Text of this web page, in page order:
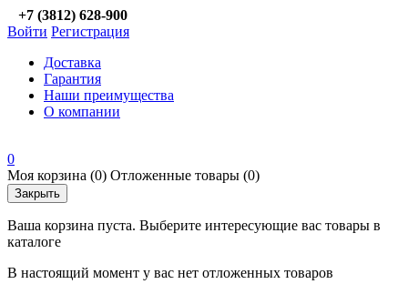
+7 (3812) 628-900
Войти Регистрация
Доставка
Гарантия
Наши преимущества
О компании
0
Моя корзина (0) Отложенные товары (0)
Закрыть
Ваша корзина пуста. Выберите интересующие вас товары в
каталоге
В настоящий момент у вас нет отложенных товаров